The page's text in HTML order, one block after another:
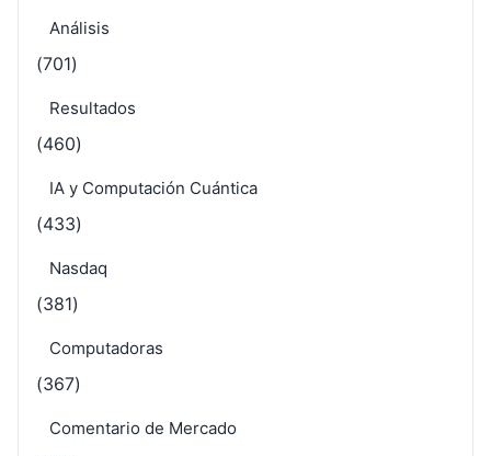
Análisis
(701)
Resultados
(460)
IA y Computación Cuántica
(433)
Nasdaq
(381)
Computadoras
(367)
Comentario de Mercado